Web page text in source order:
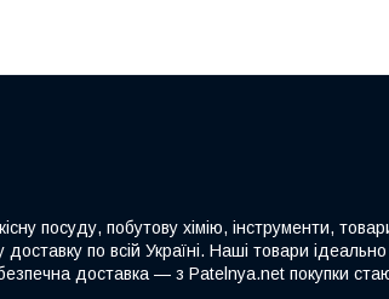
посуду, побутову хімію, інструменти,
по всій Україні. Наші товари
доставка — з Patelnya.net покупки